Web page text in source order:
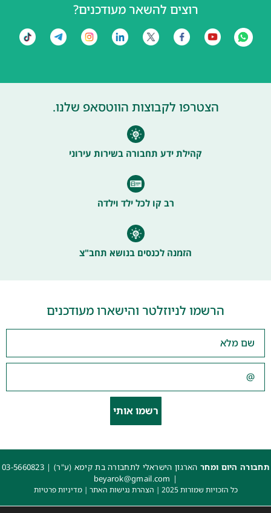
רוצים להשאר מעודכנים?
הצטרפו לקבוצות הווטסאפ שלנו.
קהילת ידע תחבורה בשירות עירוני
רב קו לכל ילד וילדה
הזמנה לכנסים בנושא תחב"צ
הרשמו לניוזלטר והישארו מעודכנים
רשמו אותי
תחבורה היום ומחרהארגון הישראלי לתחבורה בת קימא (ע"ר) | 03-5660823
|
beyarok@gmail.com
כל הזכויות שמורות 2025 | הצהרת נגישות האתר |מדיניות פרטיות